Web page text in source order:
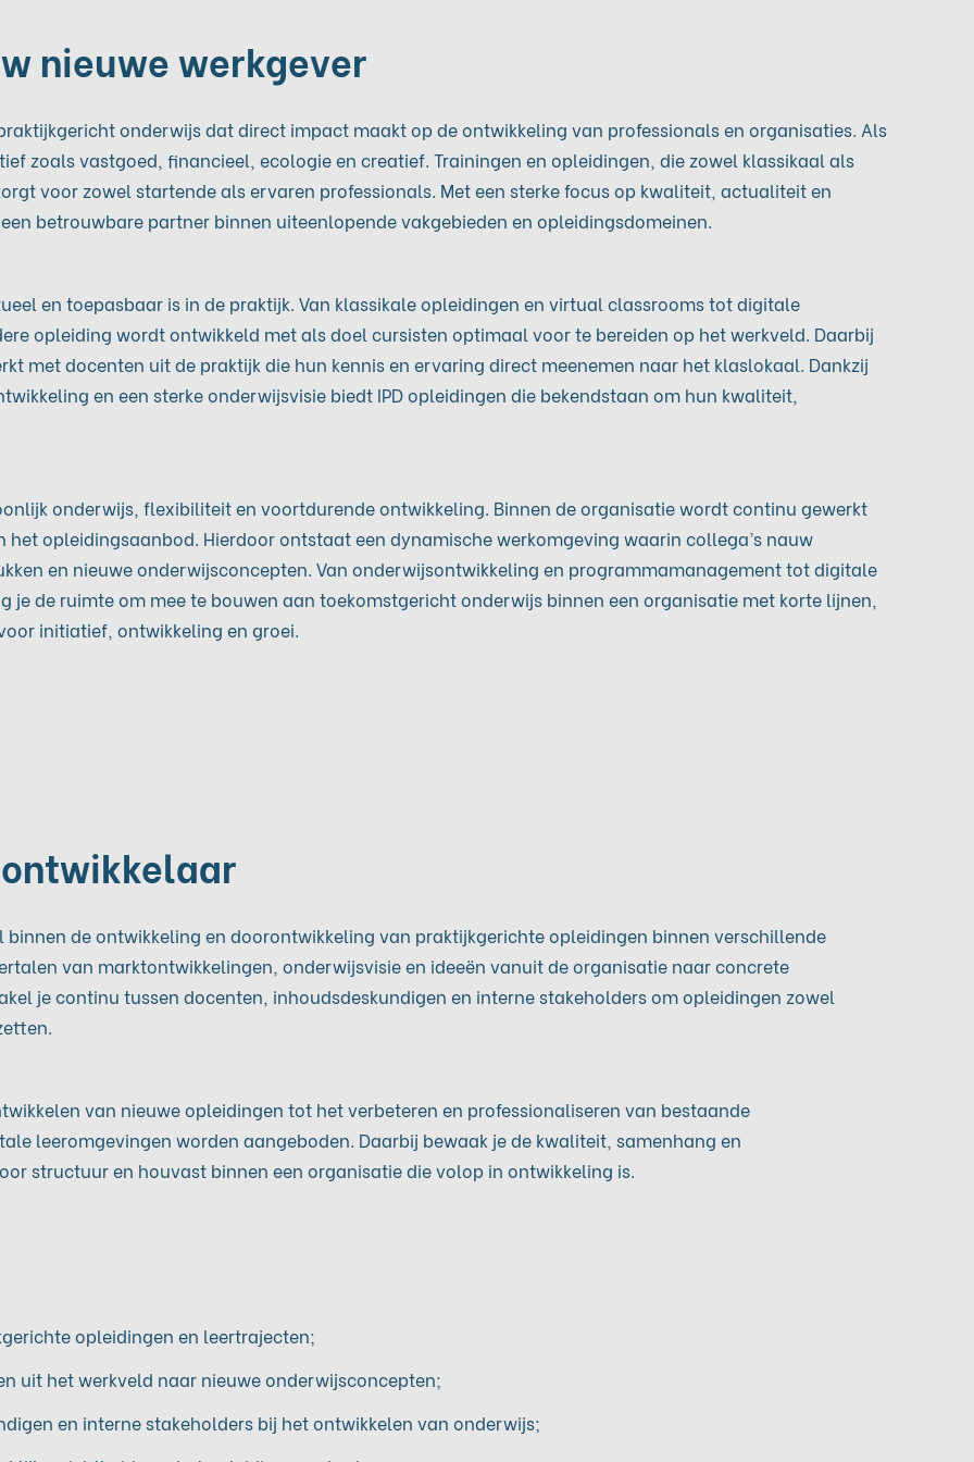
nieuwe werkgever
onderwijs dat direct impact maakt op de ontwikkeling van professionals en organisaties. Als
zoals vastgoed, financieel, ecologie en creatief. Trainingen en opleidingen, die zowel klassikaal als
voor zowel startende als ervaren professionals. Met een sterke focus op kwaliteit, actualiteit en
betrouwbare partner binnen uiteenlopende vakgebieden en opleidingsdomeinen.
en toepasbaar is in de praktijk. Van klassikale opleidingen en virtual classrooms tot digitale
opleiding wordt ontwikkeld met als doel cursisten optimaal voor te bereiden op het werkveld. Daarbij
met docenten uit de praktijk die hun kennis en ervaring direct meenemen naar het klaslokaal. Dankzij
en een sterke onderwijsvisie biedt IPD opleidingen die bekendstaan om hun kwaliteit,
onderwijs, flexibiliteit en voortdurende ontwikkeling. Binnen de organisatie wordt continu gewerkt
opleidingsaanbod. Hierdoor ontstaat een dynamische werkomgeving waarin collega’s nauw
en nieuwe onderwijsconcepten. Van onderwijsontwikkeling en programmamanagement tot digitale
je de ruimte om mee te bouwen aan toekomstgericht onderwijs binnen een organisatie met korte lijnen,
initiatief, ontwikkeling en groei.
de ontwikkeling en doorontwikkeling van praktijkgerichte opleidingen binnen verschillende
van marktontwikkelingen, onderwijsvisie en ideeën vanuit de organisatie naar concrete
je continu tussen docenten, inhoudsdeskundigen en interne stakeholders om opleidingen zowel
van nieuwe opleidingen tot het verbeteren en professionaliseren van bestaande
leeromgevingen worden aangeboden. Daarbij bewaak je de kwaliteit, samenhang en
structuur en houvast binnen een organisatie die volop in ontwikkeling is.
opleidingen en leertrajecten;
uit het werkveld naar nieuwe onderwijsconcepten;
en interne stakeholders bij het ontwikkelen van onderwijs;